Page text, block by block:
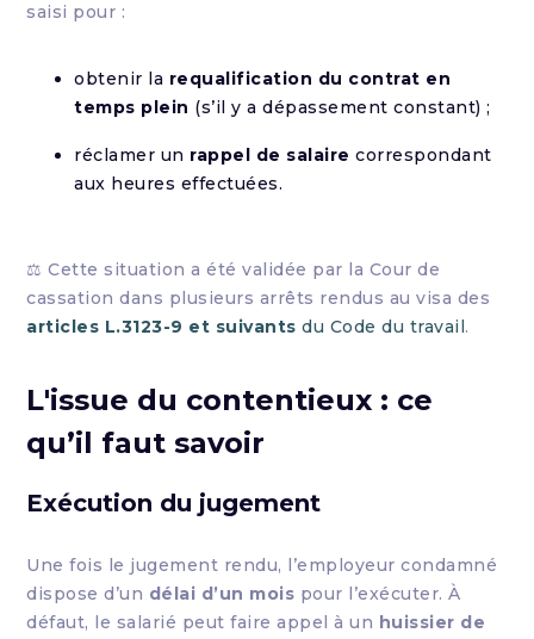
saisi pour :
obtenir la requalification du contrat en
temps plein (s’il y a dépassement constant) ;
réclamer un rappel de salaire correspondant
aux heures effectuées.
⚖ Cette situation a été validée par la Cour de
cassation dans plusieurs arrêts rendus au visa des
articles L.3123-9 et suivants du Code du travail.
L'issue du contentieux : ce
qu’il faut savoir
Exécution du jugement
Une fois le jugement rendu, l’employeur condamné
dispose d’un délai d’un mois pour l’exécuter. À
défaut, le salarié peut faire appel à un huissier de